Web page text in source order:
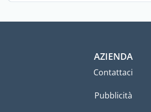
AZIENDA
Contattaci
Pubblicità